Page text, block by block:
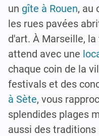
un gîte à Rouen, au
les rues pavées
d'art. À Marseille,
attend avec une
chaque coin de la
festivals et des
à Sète, vous
splendides plages
aussi des